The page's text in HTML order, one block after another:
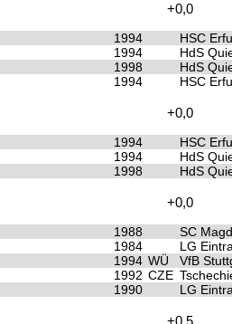
+0,0
1994
HSC
1994
HdS
1998
HdS
1994 HSC
+0,0
1994
HSC
1994
HdS
1998 HdS
+0,0
1988
SC
1984
LG
1994 WÜ
VfB
1992 CZE
1990 LG
+0,5